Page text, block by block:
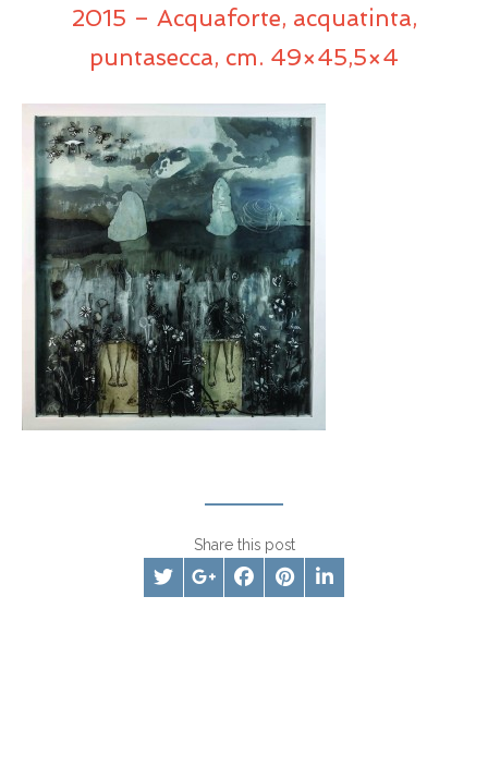
2015 – Acquaforte, acquatinta,
puntasecca, cm. 49×45,5×4
Share this post